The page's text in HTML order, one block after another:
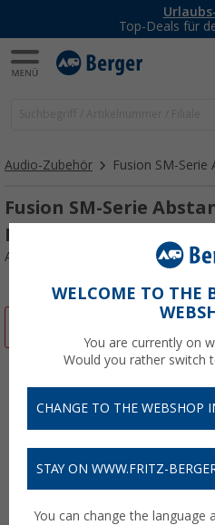
-20% auf
Mit dem
Audio-Zubehör Fusion SM-Serie
Fusion SM-Serie
Dachecken Weiß
Art.-Nr.: 289060
WELCOME TO THE
You are currently on
Would you rather switch
CHANGE TO THE WEBSHOP
STAY ON WWW.FRITZ-
You can change the language